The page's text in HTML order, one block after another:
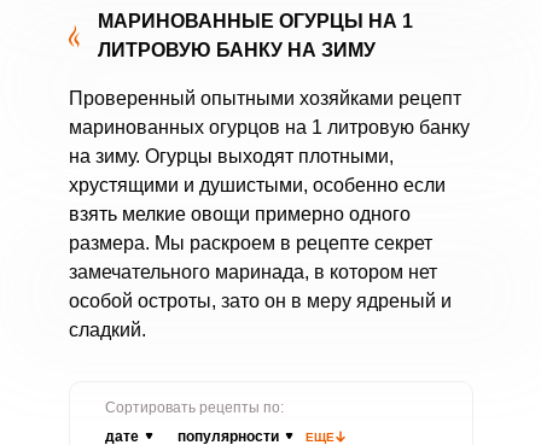
МАРИНОВАННЫЕ ОГУРЦЫ НА 1
ЛИТРОВУЮ БАНКУ НА ЗИМУ
Проверенный опытными хозяйками рецепт
маринованных огурцов на 1 литровую банку
на зиму. Огурцы выходят плотными,
хрустящими и душистыми, особенно если
взять мелкие овощи примерно одного
размера. Мы раскроем в рецепте секрет
замечательного маринада, в котором нет
особой остроты, зато он в меру ядреный и
сладкий.
Сортировать рецепты по:
дате
популярности ЕЩЕ